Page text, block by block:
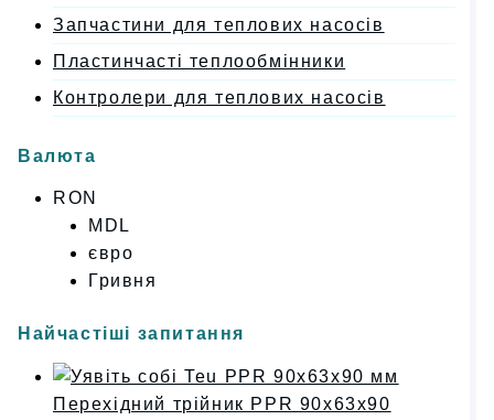
Запчастини для теплових насосів
Пластинчасті теплообмінники
Контролери для теплових насосів
Валюта
RON
MDL
євро
Гривня
Найчастіші запитання
Перехідний трійник PPR 90x63x90